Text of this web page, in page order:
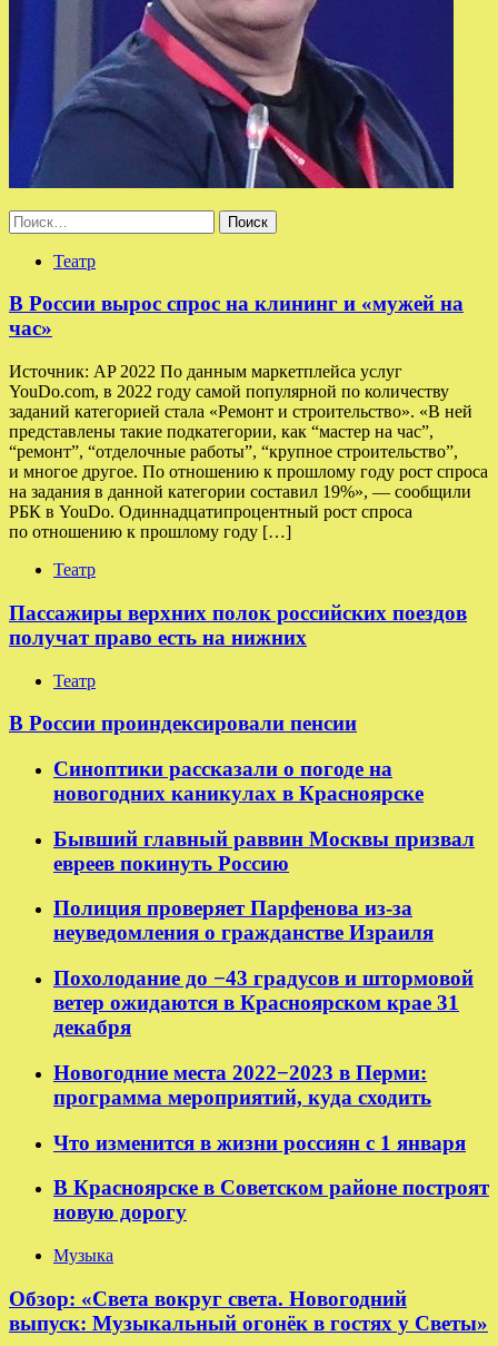
Найти:
Театр
В России вырос спрос на клининг и «мужей на
час»
Источник: AP 2022 По данным маркетплейса услуг
YouDo.com, в 2022 году самой популярной по количеству
заданий категорией стала «Ремонт и строительство». «В ней
представлены такие подкатегории, как “мастер на час”,
“ремонт”, “отделочные работы”, “крупное строительство”,
и многое другое. По отношению к прошлому году рост спроса
на задания в данной категории составил 19%», — сообщили
РБК в YouDo. Одиннадцатипроцентный рост спроса
по отношению к прошлому году […]
Театр
Пассажиры верхних полок российских поездов
получат право есть на нижних
Театр
В России проиндексировали пенсии
Синоптики рассказали о погоде на
новогодних каникулах в Красноярске
Бывший главный раввин Москвы призвал
евреев покинуть Россию
Полиция проверяет Парфенова из-за
неуведомления о гражданстве Израиля
Похолодание до −43 градусов и штормовой
ветер ожидаются в Красноярском крае 31
декабря
Новогодние места 2022−2023 в Перми:
программа мероприятий, куда сходить
Что изменится в жизни россиян с 1 января
В Красноярске в Советском районе построят
новую дорогу
Музыка
Обзор: «Света вокруг света. Новогодний
выпуск: Музыкальный огонёк в гостях у Светы»